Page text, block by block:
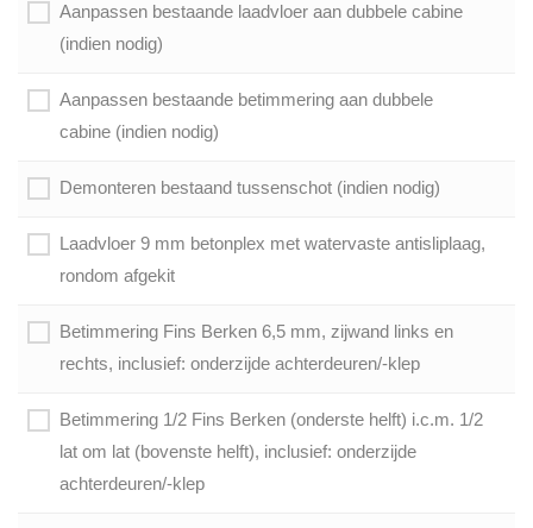
Aanpassen bestaande laadvloer aan dubbele cabine
(indien nodig)
Aanpassen bestaande betimmering aan dubbele
cabine (indien nodig)
Demonteren bestaand tussenschot (indien nodig)
Laadvloer 9 mm betonplex met watervaste antisliplaag,
rondom afgekit
Betimmering Fins Berken 6,5 mm, zijwand links en
rechts, inclusief: onderzijde achterdeuren/-klep
Betimmering 1/2 Fins Berken (onderste helft) i.c.m. 1/2
lat om lat (bovenste helft), inclusief: onderzijde
achterdeuren/-klep